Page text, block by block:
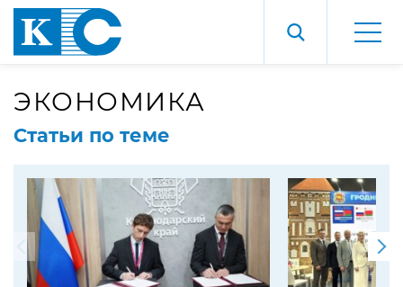
ЭКОНОМИКА
Статьи по теме